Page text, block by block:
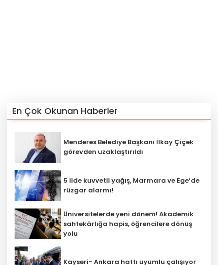
En Çok Okunan Haberler
Menderes Belediye Başkanı İlkay Çiçek
görevden uzaklaştırıldı
5 ilde kuvvetli yağış, Marmara ve Ege’de
rüzgar alarmı!
Üniversitelerde yeni dönem! Akademik
sahtekârlığa hapis, öğrencilere dönüş
yolu
Kayseri- Ankara hattı uyumlu çalışıyor